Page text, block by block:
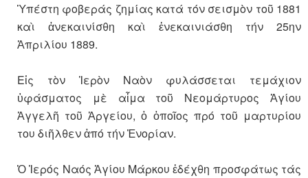
Ὑπέστη φοβεράς ζημίας κατά τόν σεισμὸν τοῦ 1881
καὶ ἀνεκαινίσθη καὶ ἐνεκαινιάσθη τήν 25ην
Ἀπριλίου 1889.
Εἰς τὸν Ἱερὸν Ναὸν φυλάσσεται τεμάχιον
ὑφάσματος μὲ αἷμα τοῦ Νεομάρτυρος Ἁγίου
Ἀγγελῆ τοῦ Ἀργείου, ὁ ὁποῖος πρό τοῦ μαρτυρίου
του διῆλθεν ἀπό τήν Ἐνορίαν.
Ὁ Ἱερός Ναός Ἁγίου Μάρκου ἐδέχθη προσφάτως τάς